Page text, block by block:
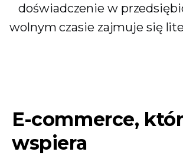
doświadczenie w
wolnym czasie zajmuje się
E-commerce,
wspiera